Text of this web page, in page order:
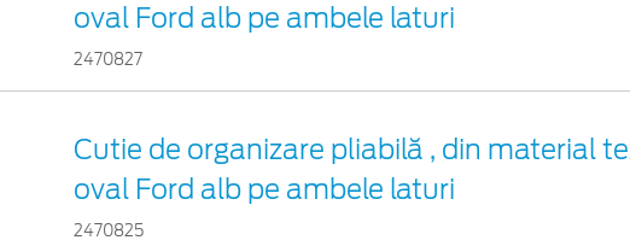
oval Ford alb pe ambele laturi
2470827
Cutie de organizare pliabilă , din material
oval Ford alb pe ambele laturi
2470825